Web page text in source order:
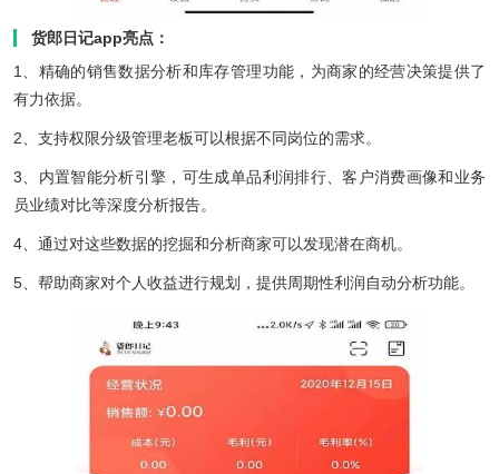
货郎日记app亮点：
1、精确的销售数据分析和库存管理功能，为商家的经营决策提供了
有力依据。
2、支持权限分级管理老板可以根据不同岗位的需求。
3、内置智能分析引擎，可生成单品利润排行、客户消费画像和业务
员业绩对比等深度分析报告。
4、通过对这些数据的挖掘和分析商家可以发现潜在商机。
5、帮助商家对个人收益进行规划，提供周期性利润自动分析功能。